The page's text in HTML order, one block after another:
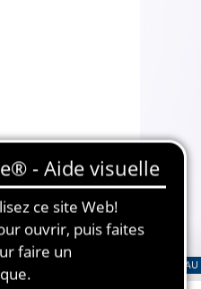
NOUVEAU